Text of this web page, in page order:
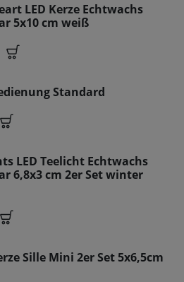
LED Kerze Echtwachs
5x10 cm weiß
Standard
LED Teelicht Echtwachs
6,8x3 cm 2er Set winter
Sille Mini 2er Set 5x6,5cm